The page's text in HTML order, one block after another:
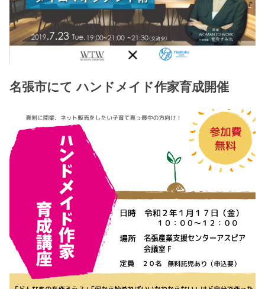
名張市にて ハンドメイド作家育成開催